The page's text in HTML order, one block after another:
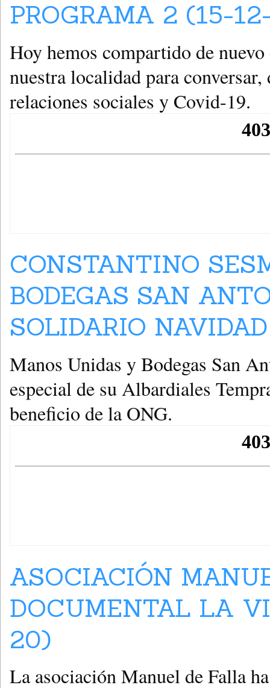
PROGRAMA 2 (15-
Hoy hemos compartido de
nuestra localidad para
relaciones sociales y Covid-19.
CONSTANTINO
BODEGAS SAN
SOLIDARIO
Manos Unidas y Bodegas San
especial de su Albardiales
beneficio de la ONG.
ASOCIACIÓN
DOCUMENTAL LA
20)
La asociación Manuel de Falla